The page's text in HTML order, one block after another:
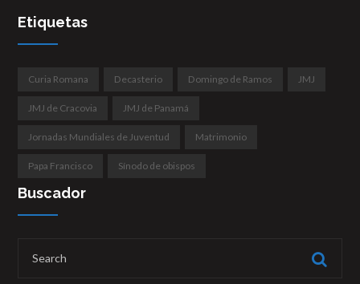
Etiquetas
Curia Romana Decasterio Domingo de Ramos JMJ
JMJ de Cracovia JMJ de Panamá
Jornadas Mundiales de Juventud Matrimonio
Papa Francisco Sínodo de obispos
Buscador